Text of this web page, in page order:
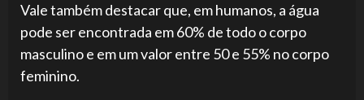
Vale também destacar que, em humanos, a água
pode ser encontrada em 60% de todo o corpo
masculino e em um valor entre 50 e 55% no corpo
feminino.